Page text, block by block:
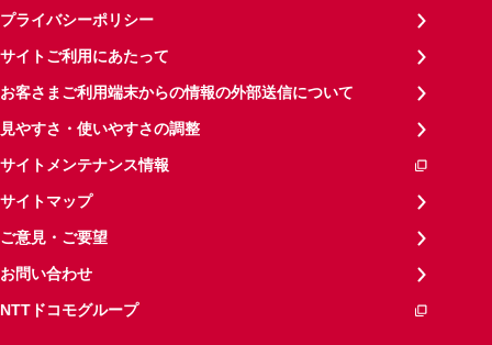
プライバシーポリシー
サイトご利用にあたって
お客さまご利用端末からの情報の外部送信について
見やすさ・使いやすさの調整
サイトメンテナンス情報
サイトマップ
ご意見・ご要望
お問い合わせ
NTTドコモグループ